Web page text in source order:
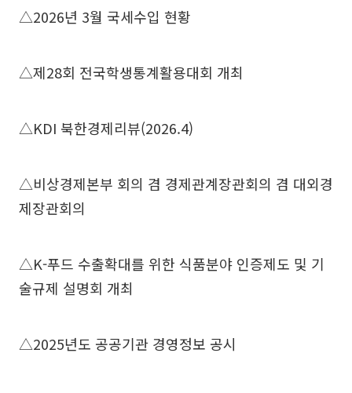
△2026년 3월 국세수입 현황
△제28회 전국학생통계활용대회 개최
△KDI 북한경제리뷰(2026.4)
△비상경제본부 회의 겸 경제관계장관회의 겸 대외경
제장관회의
△K-푸드 수출확대를 위한 식품분야 인증제도 및 기
술규제 설명회 개최
△2025년도 공공기관 경영정보 공시